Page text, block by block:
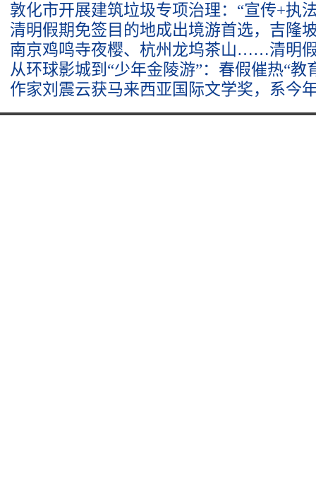
敦化市开展建筑垃圾专项治理：“宣传+执
清明假期免签目的地成出境游首选，吉隆
南京鸡鸣寺夜樱、杭州龙坞茶山……清明
从环球影城到“少年金陵游”：春假催热“教
作家刘震云获马来西亚国际文学奖，系今